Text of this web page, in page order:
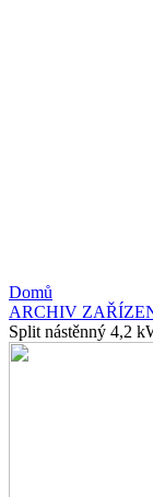
Domů
ARCHIV
Split nástěnný 4,2